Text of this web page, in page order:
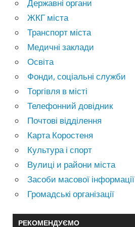
Державні органи
ЖКГ міста
Транспорт міста
Медичні заклади
Освіта
Фонди, соціальні служби
Торгівля в місті
Телефонний довідник
Почтові відділення
Карта Коростеня
Культура і спорт
Вулиці и райони міста
Засоби масової інформації
Громадські організації
РЕКОМЕНДУЄМО